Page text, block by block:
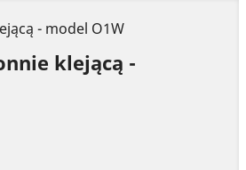
- model O1W
klejącą -